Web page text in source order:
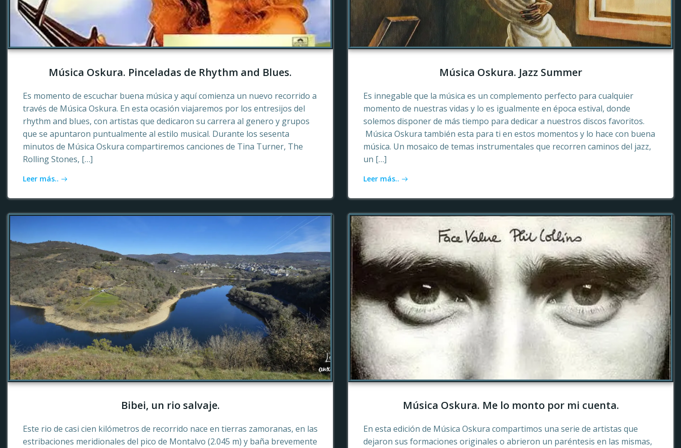
Música Oskura. Pinceladas de Rhythm and Blues.
Es momento de escuchar buena música y aquí comienza un nuevo recorrido a
través de Música Oskura. En esta ocasión viajaremos por los entresijos del
rhythm and blues, con artistas que dedicaron su carrera al genero y grupos
que se apuntaron puntualmente al estilo musical. Durante los sesenta
minutos de Música Oskura compartiremos canciones de Tina Turner, The
Rolling Stones, […]
Leer más..
Música Oskura. Jazz Summer
Es innegable que la música es un complemento perfecto para cualquier
momento de nuestras vidas y lo es igualmente en época estival, donde
solemos disponer de más tiempo para dedicar a nuestros discos favoritos.
Música Oskura también esta para ti en estos momentos y lo hace con buena
música. Un mosaico de temas instrumentales que recorren caminos del jazz,
un […]
Leer más..
Bibei, un rio salvaje.
Este rio de casi cien kilómetros de recorrido nace en tierras zamoranas, en las
estribaciones meridionales del pico de Montalvo (2.045 m) y baña brevemente
Música Oskura. Me lo monto por mi cuenta.
En esta edición de Música Oskura compartimos una serie de artistas que
dejaron sus formaciones originales o abrieron un paréntesis en las mismas,